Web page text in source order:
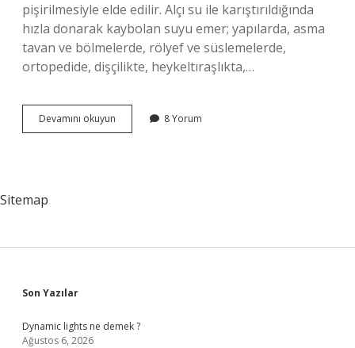
pişirilmesiyle elde edilir. Alçı su ile karıştırıldığında
hızla donarak kaybolan suyu emer; yapılarda, asma
tavan ve bölmelerde, rölyef ve süslemelerde,
ortopedide, dişçilikte, heykeltıraşlıkta,…
Devamını okuyun
Faydaları
8 Yorum
Sitemap
Sidebar
Son Yazılar
Dynamic lights ne demek ?
Ağustos 6, 2026